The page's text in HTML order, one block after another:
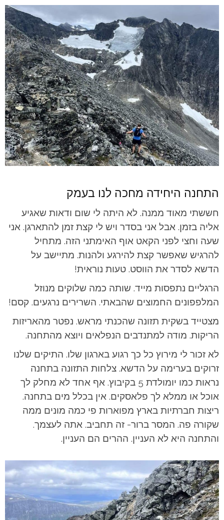
התחנה היחידה מחכה לנו בעמק
חששתי מאוד ממנה. לא היתה לי שום ודאות שאגיע
אליה בזמן. אבל אני בסדר ויש לי קצת זמן להתארגן. אני
שעה וחצי לפני הקאט אוף האימתני הזה. מתחיל
להרגיש שאפשר קצת להירגע ולהנות. מתיישב על
הדשא לסדר את הווסט. טעות נוראית!
הרגליים נתפסות מייד. שותה כמה שלוקים מנוזל
המלפפונים החמוצים שהבאתי. השרירים נרגעים. קסם!
מצטייד בשקית תזונה שהכנתי מראש. נפטר מהאריזות
הריקות. מודה למתנדבים הנפלאים ויוצא מהתחנה.
לא זכור לי מירוץ כל כך רגוע בארגון שלו. התיקים שלנו
זרוקים בערימה על הדשא. צלחות התזונה בתחנה
נראות כמו יומולדת 5 בקיבוץ. אף אחד לא מחלק לך
אוכל או ממלא לך פלאסקים. אין בכלל מים בתחנה.
ריצות חברתיות בארץ מפוארות פי כמה מונים ממה
שקורה פה. המסר ברור- זה תחביב. אתה לעצמך.
והתחנה היא לא העניין. ההרים הם העניין.